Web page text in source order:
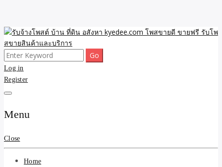
Skip
to
content
รับจ้างโพสต์ บ้าน ที่ดิน
อสังหา kyedee.com โพส
ขายดี ขายฟรี รับโพสขาย
สินค้าและบริการ
ขายดี โพสประกาศขายสินค้าฟรี บ้าน ที่ดิน อสังหา รับโพสต์ประกาศขาย
ของ รับรองผล ดีที่สุดถูกที่สุด ติดหน้าแรกกูเกืล
Search
for:
Log in
Register
Menu
Close
Home